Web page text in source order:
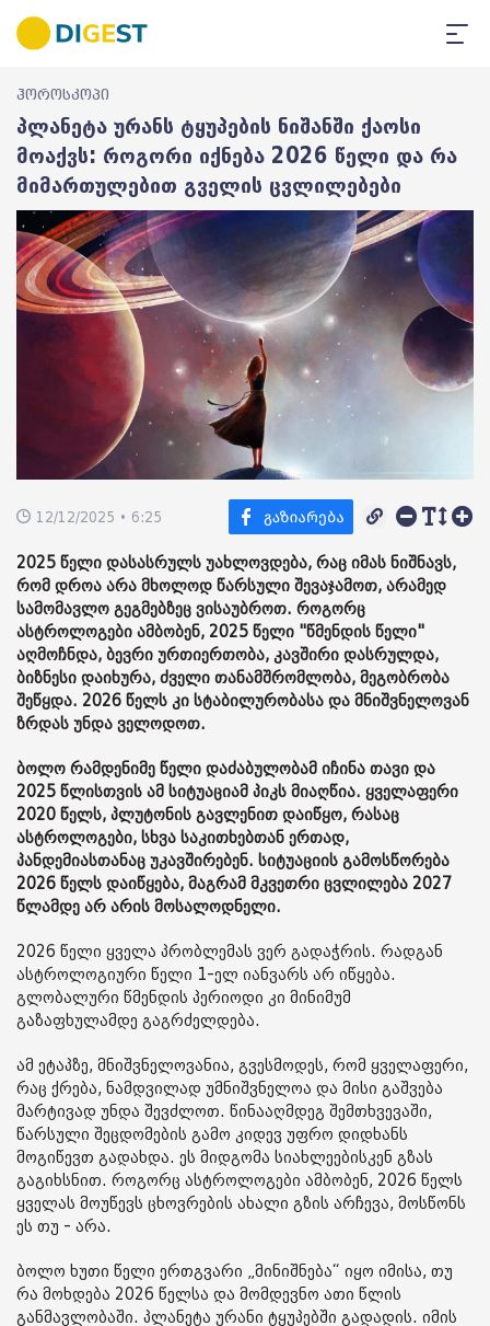
ჰოროსკოპი
პლანეტა ურანს ტყუპების ნიშანში ქაოსი
მოაქვს: როგორი იქნება 2026 წელი და რა
მიმართულებით გველის ცვლილებები
12/12/2025 • 6:25
2025 წელი დასასრულს უახლოვდება, რაც იმას ნიშნავს,
რომ დროა არა მხოლოდ წარსული შევაჯამოთ, არამედ
სამომავლო გეგმებზეც ვისაუბროთ. როგორც
ასტროლოგები ამბობენ, 2025 წელი "წმენდის წელი"
აღმოჩნდა, ბევრი ურთიერთობა, კავშირი დასრულდა,
ბიზნესი დაიხურა, ძველი თანამშრომლობა, მეგობრობა
შეწყდა. 2026 წელს კი სტაბილურობასა და მნიშვნელოვან
ზრდას უნდა ველოდოთ.
ბოლო რამდენიმე წელი დაძაბულობამ იჩინა თავი და
2025 წლისთვის ამ სიტუაციამ პიკს მიაღწია. ყველაფერი
2020 წელს, პლუტონის გავლენით დაიწყო, რასაც
ასტროლოგები, სხვა საკითხებთან ერთად,
პანდემიასთანაც უკავშირებენ. სიტუაციის გამოსწორება
2026 წელს დაიწყება, მაგრამ მკვეთრი ცვლილება 2027
წლამდე არ არის მოსალოდნელი.
2026 წელი ყველა პრობლემას ვერ გადაჭრის. რადგან
ასტროლოგიური წელი 1-ელ იანვარს არ იწყება.
გლობალური წმენდის პერიოდი კი მინიმუმ
გაზაფხულამდე გაგრძელდება.
ამ ეტაპზე, მნიშვნელოვანია, გვესმოდეს, რომ ყველაფერი,
რაც ქრება, ნამდვილად უმნიშვნელოა და მისი გაშვება
მარტივად უნდა შევძლოთ. წინააღმდეგ შემთხვევაში,
წარსული შეცდომების გამო კიდევ უფრო დიდხანს
მოგიწევთ გადახდა. ეს მიდგომა სიახლეებისკენ გზას
გაგიხსნით. როგორც ასტროლოგები ამბობენ, 2026 წელს
ყველას მოუწევს ცხოვრების ახალი გზის არჩევა, მოსწონს
ეს თუ - არა.
ბოლო ხუთი წელი ერთგვარი „მინიშნება“ იყო იმისა, თუ
რა მოხდება 2026 წელსა და მომდევნო ათი წლის
განმავლობაში. პლანეტა ურანი ტყუპებში გადადის. იმის